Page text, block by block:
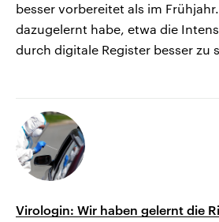
besser vorbereitet als im
dazugelernt habe, etwa die
durch digitale Register besser zu
Virologin: Wir haben gelernt die